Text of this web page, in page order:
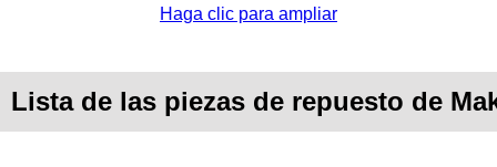
Haga clic para ampliar
Lista de las piezas de repuesto de